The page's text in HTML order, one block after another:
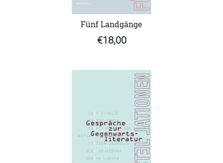
Fünf Landgänge
€18,00